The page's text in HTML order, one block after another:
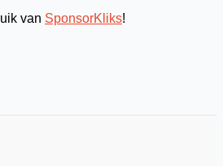
van SponsorKliks!